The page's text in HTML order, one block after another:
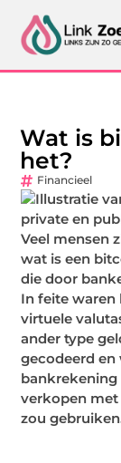
Wat is
het?
Financieel
Veel mensen
wat is een
die door
In feite waren
virtuele
ander type
gecodeerd
verkopen met
zou